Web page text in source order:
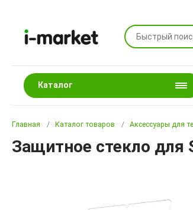
Каталог
Главная Каталог товаров Аксессуары для
Защитное стекло для